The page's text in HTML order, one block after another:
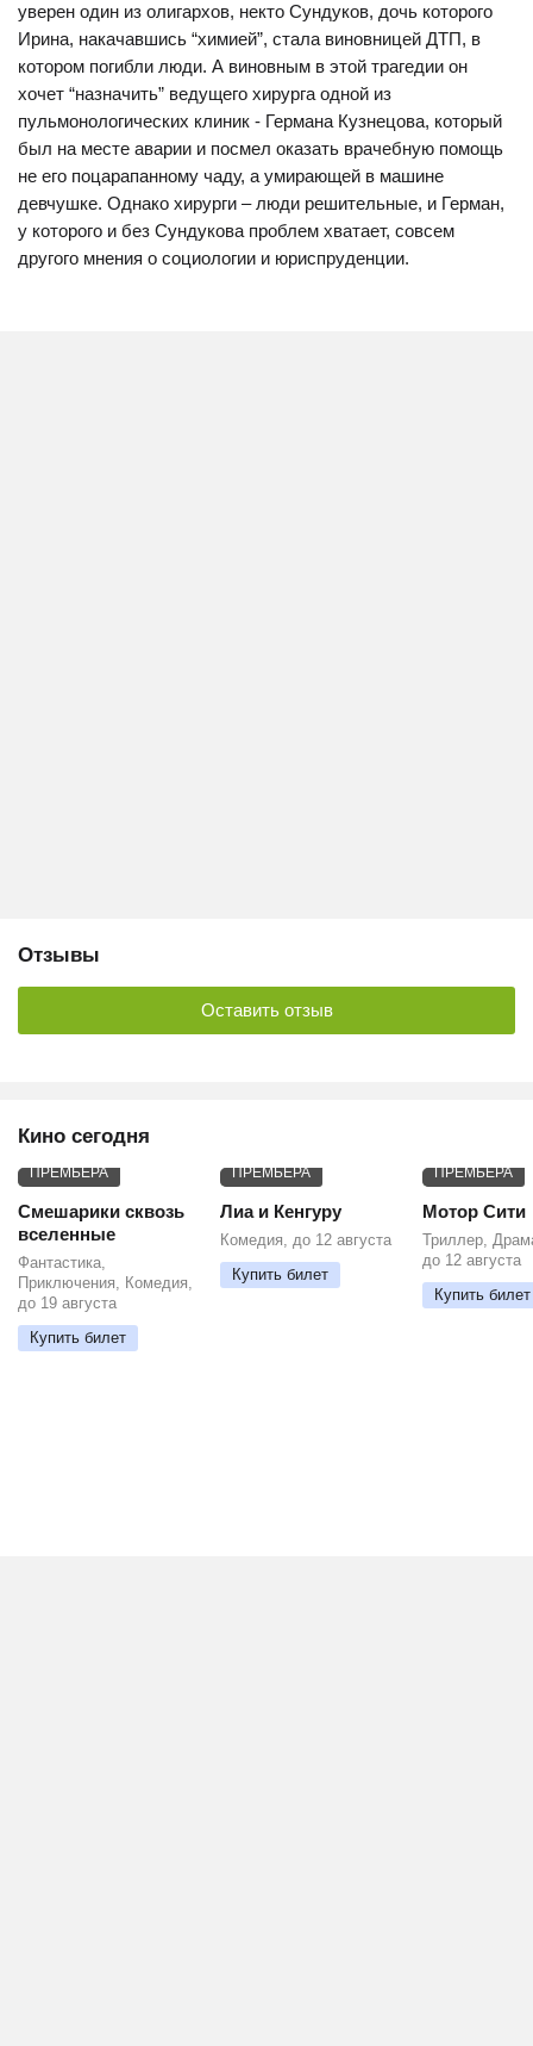
уверен один из олигархов, некто Сундуков, дочь которого
Ирина, накачавшись “химией”, стала виновницей ДТП, в
котором погибли люди. А виновным в этой трагедии он
хочет “назначить” ведущего хирурга одной из
пульмонологических клиник - Германа Кузнецова, который
был на месте аварии и посмел оказать врачебную помощь
не его поцарапанному чаду, а умирающей в машине
девчушке. Однако хирурги – люди решительные, и Герман,
у которого и без Сундукова проблем хватает, совсем
другого мнения о социологии и юриспруденции.
Отзывы
Оставить отзыв
Кино сегодня
ПРЕМЬЕРА
Смешарики сквозь
вселенные
Фантастика,
Приключения, Комедия,
до 19 августа
Купить билет
ПРЕМЬЕРА
Лиа и Кенгуру
Комедия, до 12 августа
Купить билет
ПРЕМЬЕРА
Мотор Сити
Триллер,
до 12 августа
Купить билет